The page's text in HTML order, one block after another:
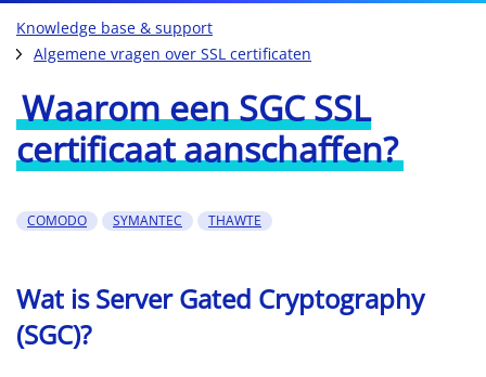
Knowledge base & support
Algemene vragen over SSL certificaten
Waarom een SGC SSL
certificaat aanschaffen?
COMODO SYMANTEC THAWTE
Wat is Server Gated Cryptography
(SGC)?